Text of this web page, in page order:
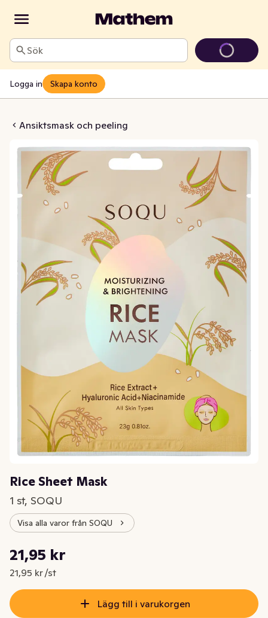
Sök
Logga in Skapa konto
Ansiktsmask och peeling
Mask
Rice Sheet Mask
1 st, SOQU
Visa alla varor från SOQU
Nuvarande pris är: 21,95 kr
21,95 kr
21,95 kr /st
Styckpris: 21,95 kr /st
Lägg till i varukorgen